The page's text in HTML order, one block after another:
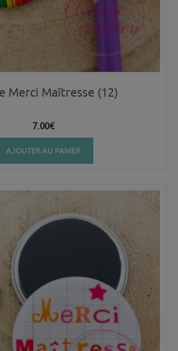
Merci Maîtresse (12)
7.00€
AJOUTER AU PANIER